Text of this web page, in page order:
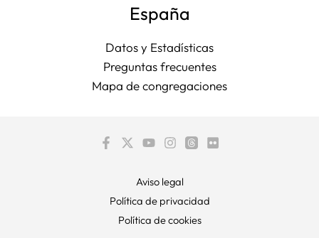
España
Datos y Estadísticas
Preguntas frecuentes
Mapa de congregaciones
Aviso legal
Política de privacidad
Política de cookies